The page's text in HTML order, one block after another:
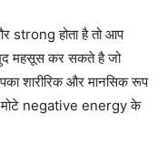
strong होता है तो आप
महसूस कर सकते है जो
शारीरिक और मानसिक रूप
मोटे negative energy के